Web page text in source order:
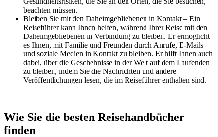
beachten müssen.
Bleiben Sie mit den Daheimgebliebenen in Kontakt – Ein
Reiseführer kann Ihnen helfen, während Ihrer Reise mit den
Daheimgebliebenen in Verbindung zu bleiben. Er ermöglicht
es Ihnen, mit Familie und Freunden durch Anrufe, E-Mails
und soziale Medien in Kontakt zu bleiben. Er hilft Ihnen auch
dabei, über die Geschehnisse in der Welt auf dem Laufenden
zu bleiben, indem Sie die Nachrichten und andere
Veröffentlichungen lesen, die im Reiseführer enthalten sind.
Wie Sie die besten Reisehandbücher
finden